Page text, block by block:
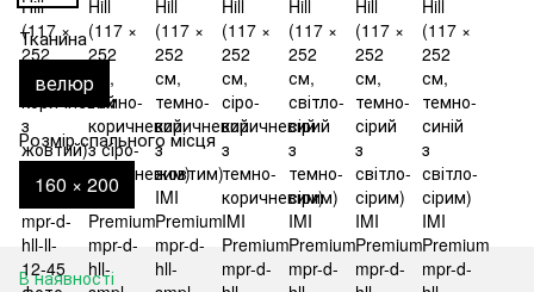
Тканина
велюр
Розмір спального місця
160 × 200
В наявності